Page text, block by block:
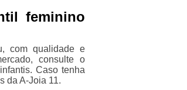
feminino
com qualidade e
consulte o
Caso tenha
da A-Joia 11.